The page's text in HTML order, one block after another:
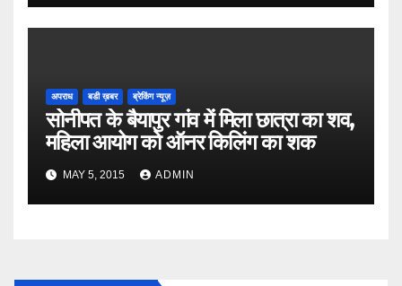
अपराध बडी ख़बर ब्रेकिंग न्यूज़
सोनीपत के बैयापुर गांव में मिला छात्रा का शव,
महिला आयोग को ऑनर किलिंग का शक
MAY 5, 2015 ADMIN